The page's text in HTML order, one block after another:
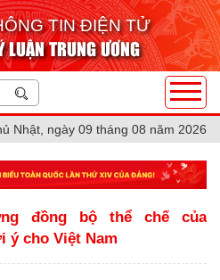
TIN ĐIỆN TỬ
LUẬN TRUNG ƯƠNG
Nhật, ngày 09 tháng 08 năm 2026
đồng bộ thể chế của
ý cho Việt Nam